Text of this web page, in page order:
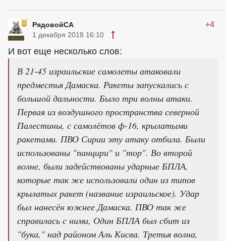
РядовойСА +4
1 декабря 2018 16:10
И вот еще несколько слов:
В 21-45 израильские самолеты атаковали
предместья Дамаска. Ракеты запускались с
большой дальности. Было три волны атаки.
Первая из воздушного пространства северной
Палестины, с самолётов ф-16, крылатыми
ракетами. ПВО Сирии эту атаку отбила. Были
использованы "панцири" и "тор". Во второй
волне, были задействованы ударные БПЛА,
которые так же использовали один из типов
крылатых ракет (название израильское). Удар
был нанесён южнее Дамаска. ПВО так же
справилась с ними, Один БПЛА был сбит из
"бука," над районом Аль Кисва. Третья волна,